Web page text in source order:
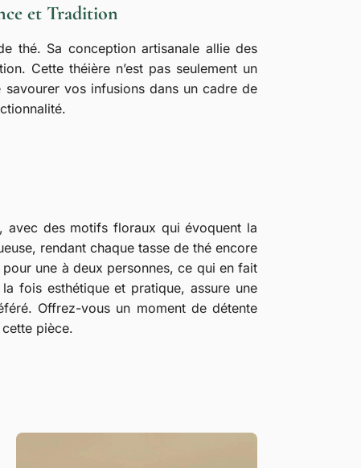
et Tradition
thé. Sa conception artisanale allie des
Cette théière n’est pas seulement un
vos infusions dans un cadre de
des motifs floraux qui évoquent la
rendant chaque tasse de thé encore
une à deux personnes, ce qui en fait
fois esthétique et pratique, assure une
Offrez-vous un moment de détente
pièce.